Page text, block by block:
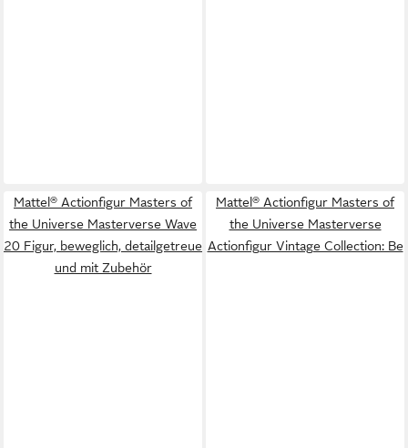
Mattel® Actionfigur Masters of
the Universe Masterverse Wave
20 Figur, beweglich, detailgetreue
und mit Zubehör
Mattel® Actionfigur Masters of
the Universe Masterverse
Actionfigur Vintage Collection: Be